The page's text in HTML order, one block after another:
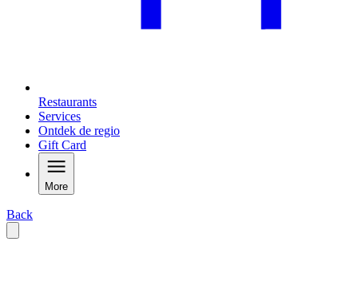
Restaurants
Services
Ontdek de regio
Gift Card
More
Back